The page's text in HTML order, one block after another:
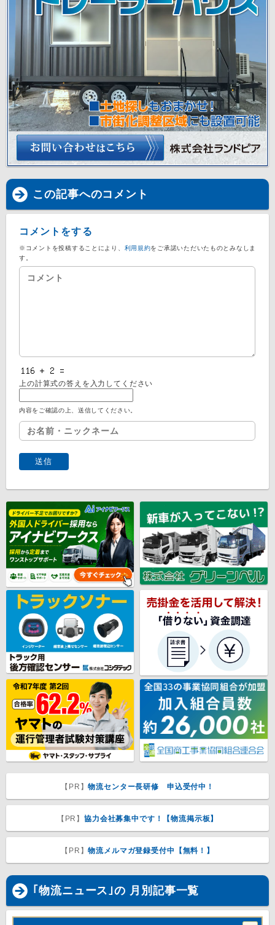
この記事へのコメント
コメントをする
※コメントを投稿することにより、 利用規約をご承諾いただいたものとみなしま
す。
上の計算式の答えを入力してください
内容をご確認の上、送信してください。
【PR】物流センター長研修 申込受付中！
【PR】協力会社募集中です！【物流掲示板】
【PR】物流メルマガ登録受付中【無料！】
｢物流ニュース｣の 月別記事一覧